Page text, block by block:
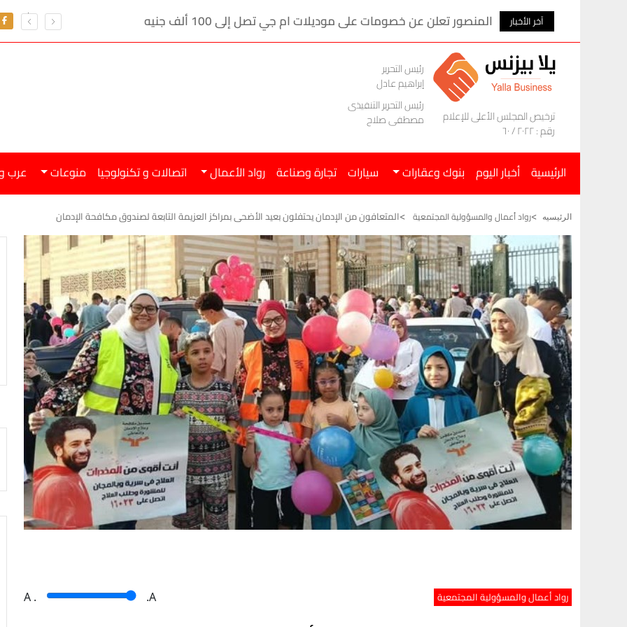
آخر الأخبار المنصور تعلن عن خصومات على موديلات ام جي تصل إلى 100 ألف جنيه
ترخيص المجلس الأعلى للإعلام
رقم : ٢٠٢٢ / ٦٠
رئيس التحرير
إبراهيم عادل
رئيس التحرير التنفيذى
مصطفى صلاح
الرئيسية أخبار اليوم بنوك وعقارات سيارات تجارة وصناعة رواد الأعمال اتصالات و تكنولوجيا منوعات عرب
الرئيسيه رواد أعمال والمسؤولية المجتمعية المتعافون من الإدمان يحتفلون بعيد الأضحى بمراكز العزيمة التابعة لصندوق مكافحة الإدمان
رواد أعمال والمسؤولية المجتمعية A . .A